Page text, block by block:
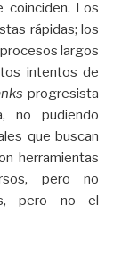
coinciden. Los
rápidas; los
largos
intentos de
progresista
no pudiendo
que buscan
herramientas
pero no
pero no el